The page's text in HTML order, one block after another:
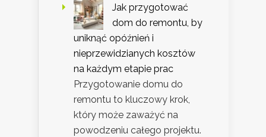
Jak przygotować
dom do remontu, by
uniknąć opóźnień i
nieprzewidzianych kosztów
na każdym etapie prac
Przygotowanie domu do
remontu to kluczowy krok,
który może zaważyć na
powodzeniu całego projektu.